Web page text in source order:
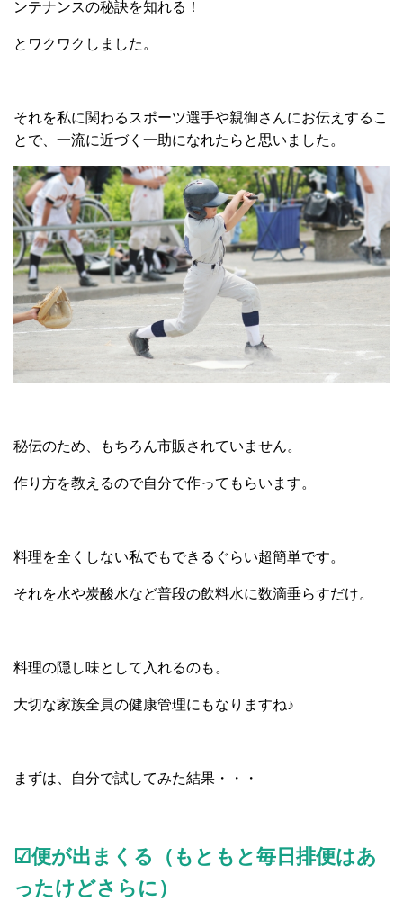
ンテナンスの秘訣を知れる！
とワクワクしました。
それを私に関わるスポーツ選手や親御さんにお伝えするこ
とで、一流に近づく一助になれたらと思いました。
秘伝のため、もちろん市販されていません。
作り方を教えるので自分で作ってもらいます。
料理を全くしない私でもできるぐらい超簡単です。
それを水や炭酸水など普段の飲料水に数滴垂らすだけ。
料理の隠し味として入れるのも。
大切な家族全員の健康管理にもなりますね♪
まずは、自分で試してみた結果・・・
☑便が出まくる（もともと毎日排便はあ
ったけどさらに）